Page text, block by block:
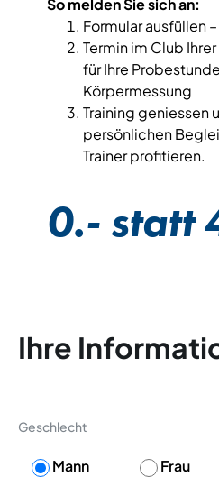
So melden Sie sich an:
Formular ausfüllen
Termin im Club
für Ihre
Körpermessung
Training geniessen
persönlichen
Trainer profitieren.
0.- statt
Ihre
Geschlecht
Mann Frau